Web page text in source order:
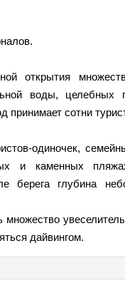
открытия
воды, целебных
сотни
одиночек,
и каменных
берега глубина
дайвингом.